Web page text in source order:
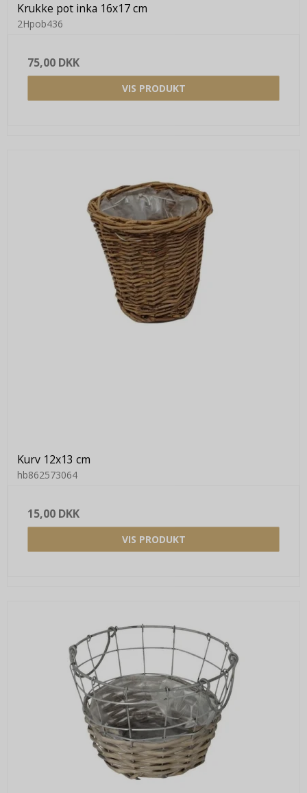
Krukke pot inka 16x17 cm
2Hpob436
75,00 DKK
VIS PRODUKT
Kurv 12x13 cm
hb862573064
15,00 DKK
VIS PRODUKT